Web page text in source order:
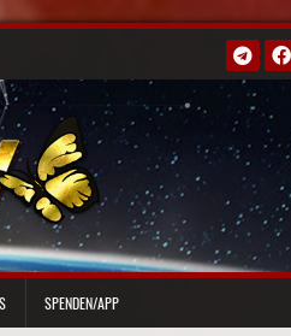
SPENDEN/APP